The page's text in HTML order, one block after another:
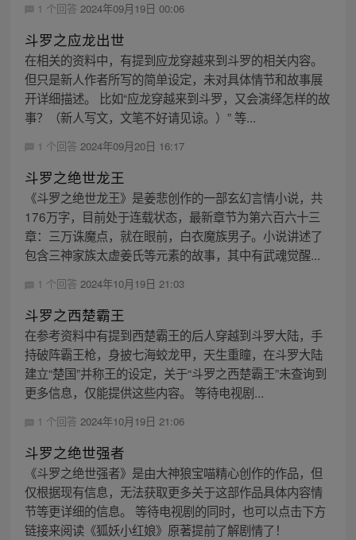
1 个回答 2024年09月19日 00:06
斗罗之应龙出世
在相关的资料中，有提到应龙穿越来到斗罗的相关内容。
但只是新人作者所写的简单设定，未对具体情节和故事展
开详细描述。 比如“应龙穿越来到斗罗，又会演绎怎样的故
事？（新人写文，文笔不好请见谅。）” 等...
1 个回答 2024年09月20日 16:17
斗罗之绝世龙王
《斗罗之绝世龙王》是姜悲创作的一部玄幻言情小说，共
176万字，目前处于连载状态，最新章节为第六百六十三
章：三万诛魔点，就在眼前，白衣魔族男子。小说讲述了
包含三神家族太虚姜氏等元素的故事，其中有武魂觉醒...
1 个回答 2024年10月19日 21:03
斗罗之西楚霸王
在参考资料中有提到西楚霸王的后人穿越到斗罗大陆，手
持破阵霸王枪，身披七海蛟龙甲，天生重瞳，在斗罗大陆
建立“楚国”并称王的设定，关于“斗罗之西楚霸王”未查询到
更多信息，仅能提供这些内容。 等待电视剧...
1 个回答 2024年10月19日 21:06
斗罗之绝世强者
《斗罗之绝世强者》是由大神狼宝喵精心创作的作品，但
仅根据现有信息，无法获取更多关于这部作品具体内容情
节等更详细的信息。 等待电视剧的同时，也可以点击下方
链接来阅读《狐妖小红娘》原著提前了解剧情了！